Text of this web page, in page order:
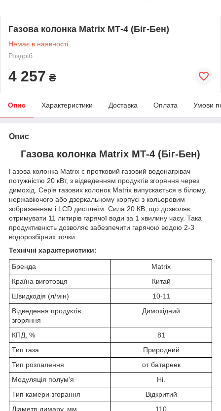
Газова колонка Matrix МТ-4 (Біг-Бен)
Немає в наявності
Роздріб
4 257 ₴
Опис Характеристики Доставка Оплата Умови
Опис
Газова колонка Matrix МТ-4 (Біг-Бен)
Газова колонка Matrix є протковий газовий водонагрівач
потужністю 20 кВт, з відведенням продуктів згоряння через
димохід. Серія газових колонок Matrix випускається в білому,
нержавіючого або дзеркальному корпусі з кольоровим
зображенням і LCD дисплеїм. Сила 20 КВ, що дозволяє
отримувати 11 литирів гарячої води за 1 хвилину часу. Така
продуктивність дозволяє забезпечити гарячою водою 2-3
водорозбірних точки.
Технічні характеристики:
Бренда
Matrix
Країна виготовця
Китай
Швидкодія (л/мін)
10-11
Відведення продуктів
згоряння
Димохідний
КПД, %
81
Тип газа
Природний
Тип розпалення
от батареек
Модуляція полум’я
Ні.
Тип камери згорання
Відкритий
Діаметр димару, мм
110